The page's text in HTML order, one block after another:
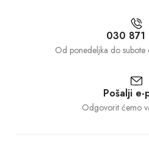
030 871
Od ponedeljka do
Pošalji e-
Odgovorit ćemo